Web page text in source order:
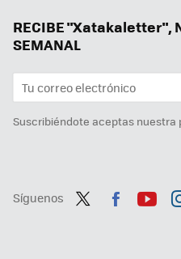
RECIBE "Xatakaletter",
SEMANAL
Suscribiéndote aceptas nuestra
Síguenos